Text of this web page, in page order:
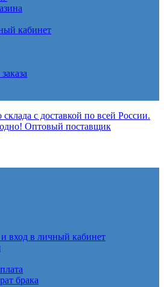
кабинет
и вход в личный кабинет
брака